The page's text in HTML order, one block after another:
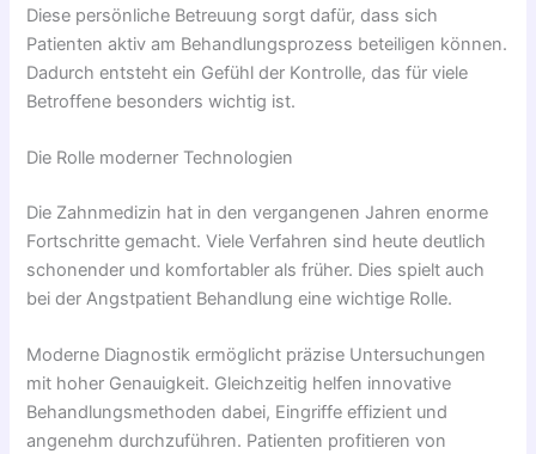
Diese persönliche Betreuung sorgt dafür, dass sich
Patienten aktiv am Behandlungsprozess beteiligen können.
Dadurch entsteht ein Gefühl der Kontrolle, das für viele
Betroffene besonders wichtig ist.
Die Rolle moderner Technologien
Die Zahnmedizin hat in den vergangenen Jahren enorme
Fortschritte gemacht. Viele Verfahren sind heute deutlich
schonender und komfortabler als früher. Dies spielt auch
bei der Angstpatient Behandlung eine wichtige Rolle.
Moderne Diagnostik ermöglicht präzise Untersuchungen
mit hoher Genauigkeit. Gleichzeitig helfen innovative
Behandlungsmethoden dabei, Eingriffe effizient und
angenehm durchzuführen. Patienten profitieren von